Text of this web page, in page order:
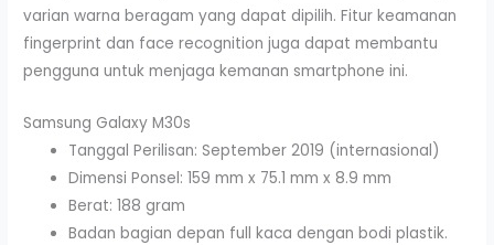
varian warna beragam yang dapat dipilih. Fitur keamanan
fingerprint dan face recognition juga dapat membantu
pengguna untuk menjaga kemanan smartphone ini.
Samsung Galaxy M30s
Tanggal Perilisan: September 2019 (internasional)
Dimensi Ponsel: 159 mm x 75.1 mm x 8.9 mm
Berat: 188 gram
Badan bagian depan full kaca dengan bodi plastik.